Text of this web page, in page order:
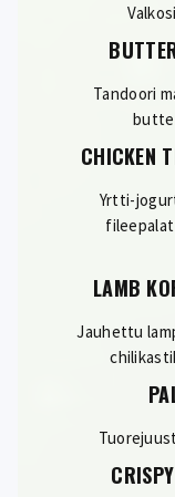
Tandoori
CHICKEN
Yrtti-
LAMB
Jauhettu